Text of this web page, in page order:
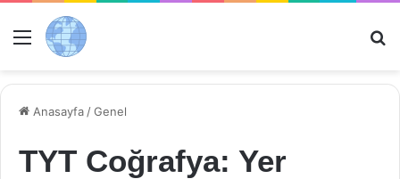
Menü
Anasayfa /Genel
TYT Coğrafya: Yer